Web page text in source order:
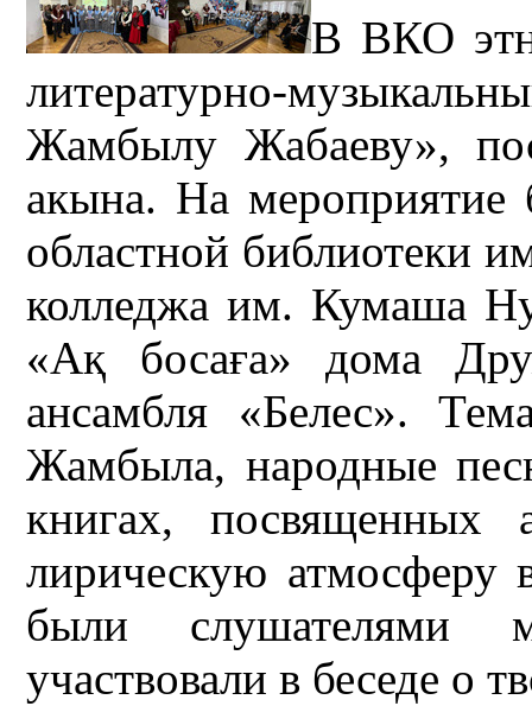
В ВКО
литературно-
Жамбылу Жабаеву»,
акына. На мероприятие
областной библиотеки
колледжа им. Кумаша
«Ақ босаға» дома
ансамбля «Белес».
Жамбыла, народные
книгах,
лирическую атмосферу
были слушателями
участвовали в беседе о